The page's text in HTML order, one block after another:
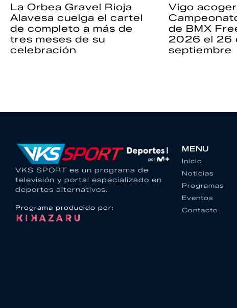
La Orbea Gravel Rioja
Alavesa cuelga el cartel
de completo a más de
tres meses de su
celebración
Vigo
de BMX
2026 el 26
septiembre
VKS SPORT es un programa de
televisión y portal especializado en
deportes alternativos.
Programa producido por:
MENU
Inicio
Noticias
Programas
Eventos
Contacto